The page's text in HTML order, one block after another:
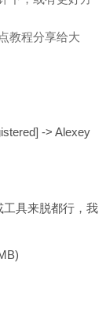
教程分享给大
-> Alexey
具来脱都行，我